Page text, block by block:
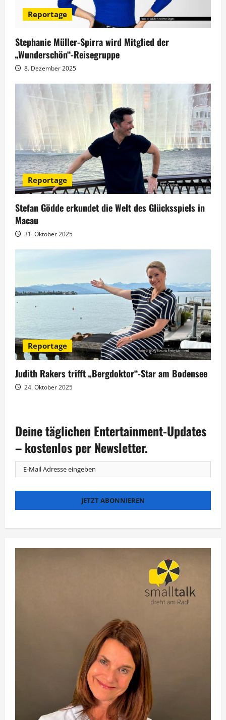
g
a
t
n
Reportage
Stephanie Müller-Spirra wird Mitglied der
„Wunderschön“-Reisegruppe
8. Dezember 2025
Reportage
Stefan Gödde erkundet die Welt des Glücksspiels in
Macau
31. Oktober 2025
Reportage
Judith Rakers trifft „Bergdoktor“-Star am Bodensee
24. Oktober 2025
Deine täglichen Entertainment-Updates
– kostenlos per Newsletter.